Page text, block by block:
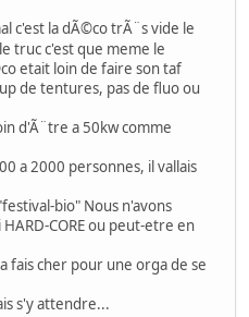
c'est la dÃ©co trÃ¨s vide le
truc c'est que meme le
etait loin de faire son taf
de tentures, pas de fluo ou
d'Ã¨tre a 50kw comme
a 2000 personnes, il vallais
bio" Nous n'avons
CORE ou peut-etre en
fais cher pour une orga de se
s'y attendre...